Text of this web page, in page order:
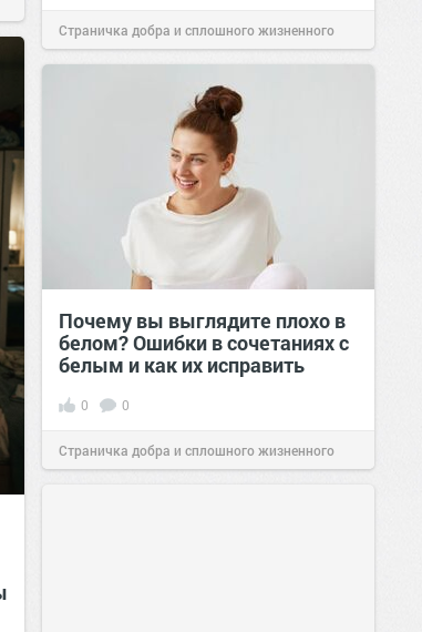
Страничка добра и сплошного жизненного
позитива!00:29Сегодня
Почему вы выглядите плохо в
белом? Ошибки в сочетаниях с
белым и как их исправить
0 0
Страничка добра и сплошного жизненного